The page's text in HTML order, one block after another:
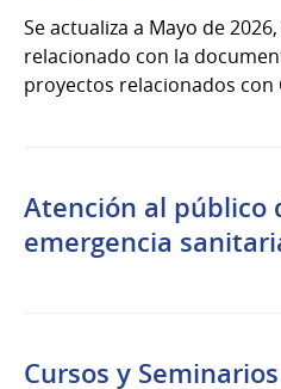
Se actualiza a Mayo de
relacionado con la
proyectos relacionados con
Atención al público
emergencia
Cursos y